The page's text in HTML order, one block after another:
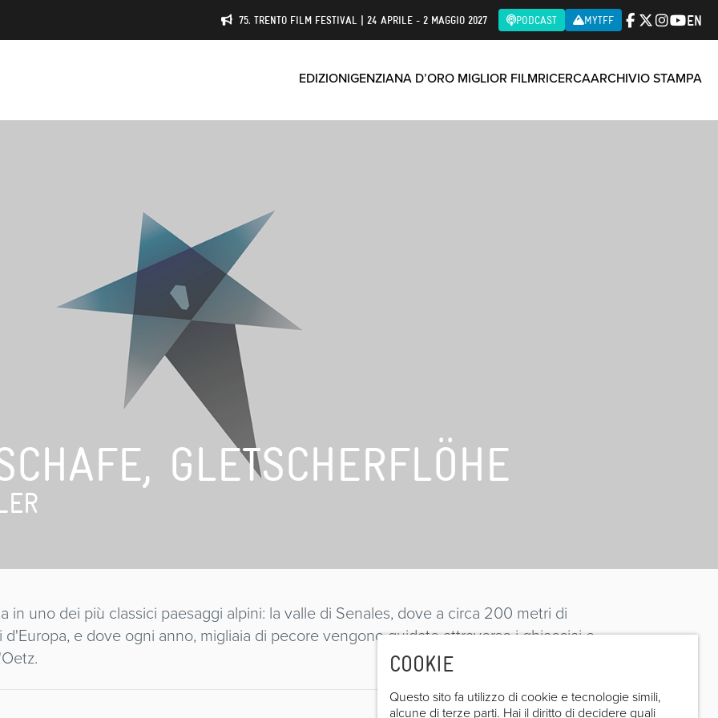
COOKIE
Questo sito fa utilizzo di cookie e tecnologie simili,
alcune di terze parti. Hai il diritto di decidere quali
75. TRENTO FILM FESTIVAL | 24 APRILE - 2 MAGGIO 2027 PODCAST MYTFF EN
EDIZIONIGENZIANA D’ORO MIGLIOR FILMRICERCAARCHIVIO STAMPA
GLETSCHERFLÖHE
in uno dei più classici paesaggi alpini: la valle di Senales, dove a circa 200 metri di
e dove ogni anno, migliaia di pecore vengono guidate attraverso i ghiacciai e